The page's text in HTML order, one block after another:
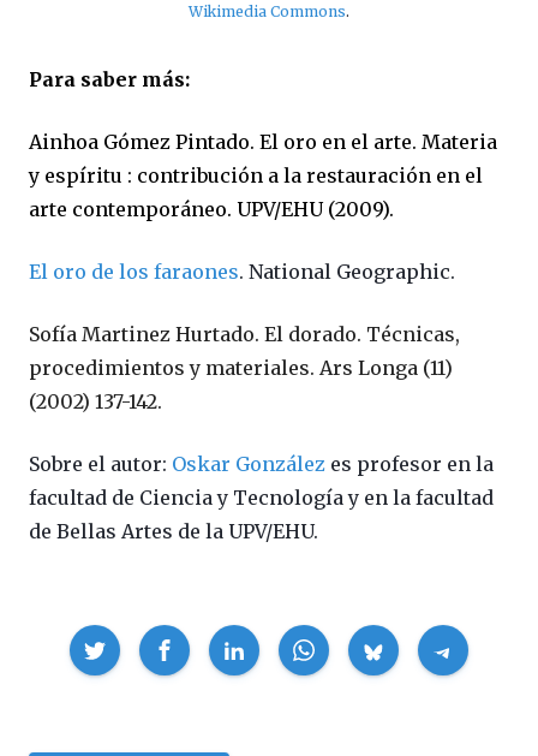
Wikimedia Commons.
Para saber más:
Ainhoa Gómez Pintado. El oro en el arte. Materia
y espíritu : contribución a la restauración en el
arte contemporáneo. UPV/EHU (2009).
El oro de los faraones. National Geographic.
Sofía Martinez Hurtado. El dorado. Técnicas,
procedimientos y materiales. Ars Longa (11)
(2002) 137-142.
Sobre el autor: Oskar González es profesor en la
facultad de Ciencia y Tecnología y en la facultad
de Bellas Artes de la UPV/EHU.
Compartir